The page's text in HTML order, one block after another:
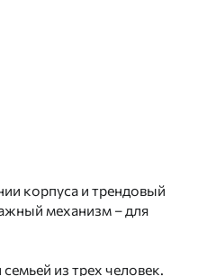
корпуса и трендовый
механизм – для
из трех человек.